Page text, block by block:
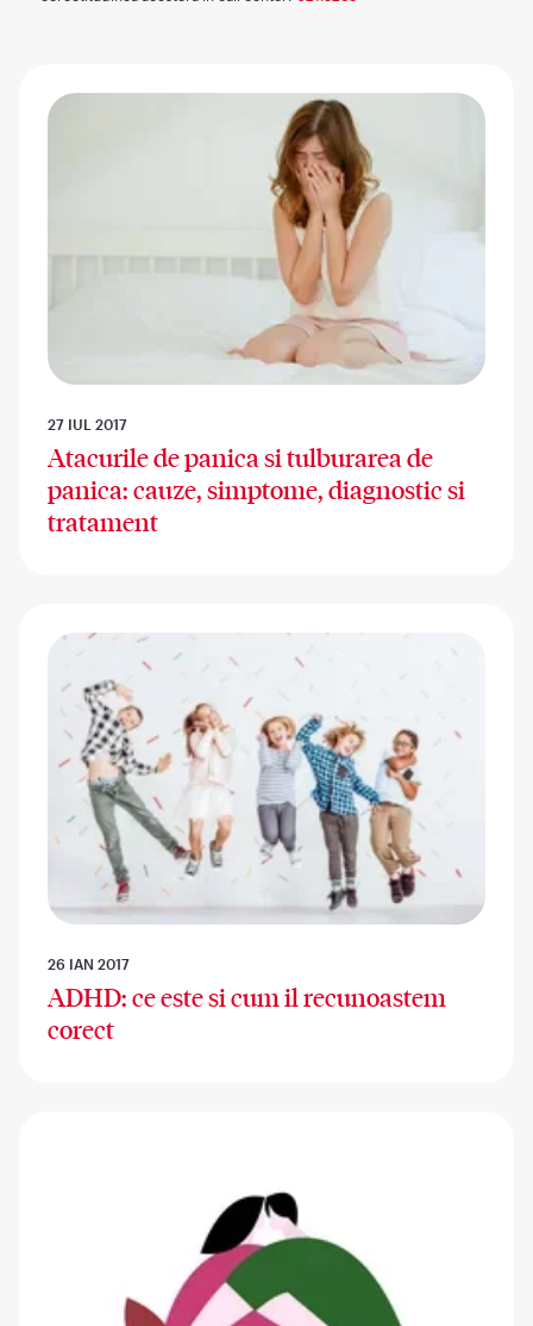
27 IUL 2017
Atacurile de panica si tulburarea de
panica: cauze, simptome, diagnostic si
tratament
26 IAN 2017
ADHD: ce este si cum il recunoastem
corect